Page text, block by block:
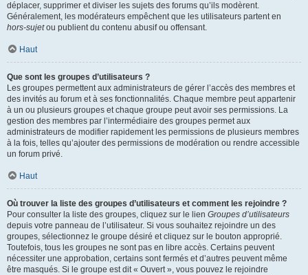
déplacer, supprimer et diviser les sujets des forums qu’ils modèrent.
Généralement, les modérateurs empêchent que les utilisateurs partent en
hors-sujetou publient du contenu abusif ou offensant.
Haut
Que sont les groupes d’utilisateurs ?
Les groupes permettent aux administrateurs de gérer l’accès des membres et
des invités au forum et à ses fonctionnalités. Chaque membre peut appartenir
à un ou plusieurs groupes et chaque groupe peut avoir ses permissions. La
gestion des membres par l’intermédiaire des groupes permet aux
administrateurs de modifier rapidement les permissions de plusieurs membres
à la fois, telles qu’ajouter des permissions de modération ou rendre accessible
un forum privé.
Haut
Où trouver la liste des groupes d’utilisateurs et comment les rejoindre ?
Pour consulter la liste des groupes, cliquez sur le lien Groupes d’utilisateurs
depuis votre panneau de l’utilisateur. Si vous souhaitez rejoindre un des
groupes, sélectionnez le groupe désiré et cliquez sur le bouton approprié.
Toutefois, tous les groupes ne sont pas en libre accès. Certains peuvent
nécessiter une approbation, certains sont fermés et d’autres peuvent même
être masqués. Si le groupe est dit « Ouvert », vous pouvez le rejoindre